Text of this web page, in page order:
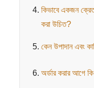
কিভাবে একজন
করা উচিত?
কেন উপাদান এবং
অর্ডার করার আগে